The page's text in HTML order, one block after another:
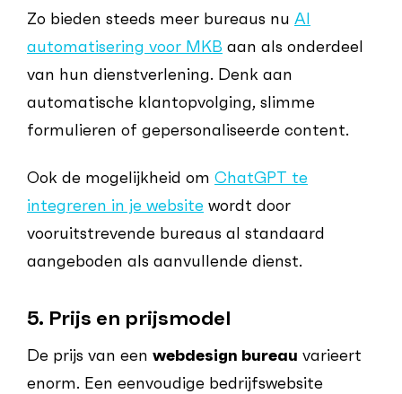
Zo bieden steeds meer bureaus nu AI
automatisering voor MKB aan als onderdeel
van hun dienstverlening. Denk aan
automatische klantopvolging, slimme
formulieren of gepersonaliseerde content.
Ook de mogelijkheid om ChatGPT te
integreren in je website wordt door
vooruitstrevende bureaus al standaard
aangeboden als aanvullende dienst.
5. Prijs en prijsmodel
De prijs van een webdesign bureau varieert
enorm. Een eenvoudige bedrijfswebsite